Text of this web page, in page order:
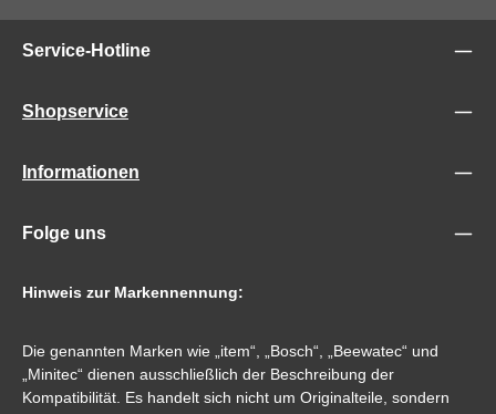
Service-Hotline
Shopservice
Informationen
Folge uns
Hinweis zur Markennennung:
Die genannten Marken wie „item“, „Bosch“, „Beewatec“ und
„Minitec“ dienen ausschließlich der Beschreibung der
Kompatibilität. Es handelt sich nicht um Originalteile, sondern